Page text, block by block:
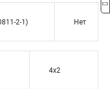
2-1) Нет
4x2